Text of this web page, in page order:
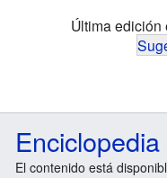
Última edición
El contenido está